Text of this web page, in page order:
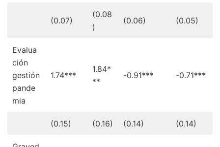
(0.07)
(0.08
)
(0.06) (0.05)
Evalua
ción
gestión
pande
mia
1.74***
1.84*
**
-0.91*** -0.71***
(0.15) (0.16) (0.14) (0.14)